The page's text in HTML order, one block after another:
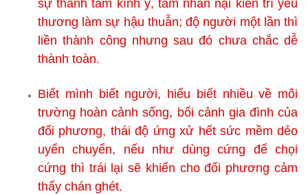
sự thành tâm kính ý, tâm nhẫn nại kiên trì yêu
thương làm sự hậu thuẫn; độ người một lần thì
liền thành công nhưng sau đó chưa chắc dễ
thành toàn.
Biết mình biết người, hiểu biết nhiều về môi
trường hoàn cảnh sống, bối cảnh gia đình của
đối phương, thái độ ứng xử hết sức mềm dẻo
uyển chuyển, nếu như dùng cứng để chọi
cứng thì trái lại sẽ khiến cho đối phương cảm
thấy chán ghét.